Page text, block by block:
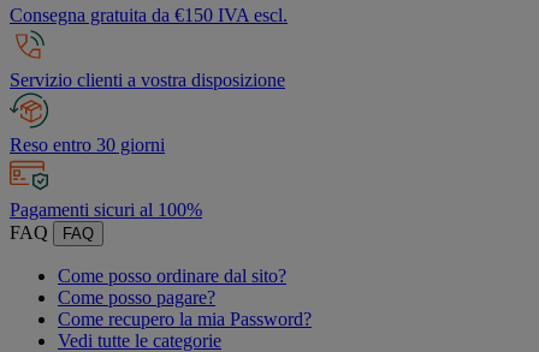
Consegna gratuita da €150 IVA escl.
Servizio clienti a vostra disposizione
Reso entro 30 giorni
Pagamenti sicuri al 100%
FAQ
FAQ
Come posso ordinare dal sito?
Come posso pagare?
Come recupero la mia Password?
Vedi tutte le categorie